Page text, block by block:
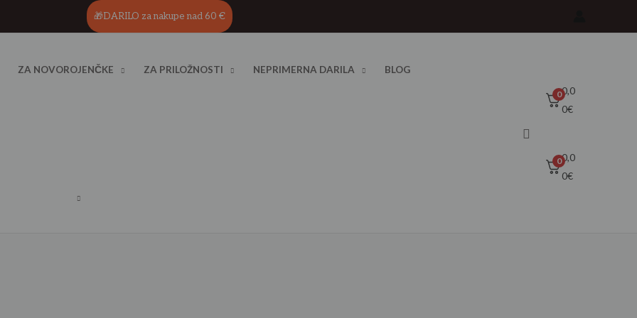
🎁DARILO za nakupe nad 60 €
ZA NOVOROJENČKE ZA PRILOŽNOSTI NEPRIMERNA DARILA BLOG
Išči
00,0
0€
00,0
0€